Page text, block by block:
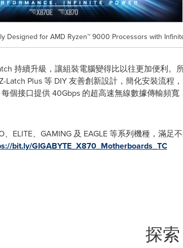
Designed for AMD Ryzen™ 9000 Processors with
持續升級，讓組裝電腦變得比以往更加便利。
Latch Plus 等 DIY 友善創新設計，簡化安裝流程
個接口提供 40Gbps 的超高速無線數據傳輸頻寬
ELITE、GAMING 及 EAGLE 等系列機種，滿足
bit.ly/GIGABYTE_X870_Motherboards_TC
探索